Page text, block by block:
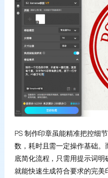
PS 制作印章虽能精准把控细
数，耗时且需一定操作基础
底简化流程，只需用提示词明
就能快速生成符合要求的完